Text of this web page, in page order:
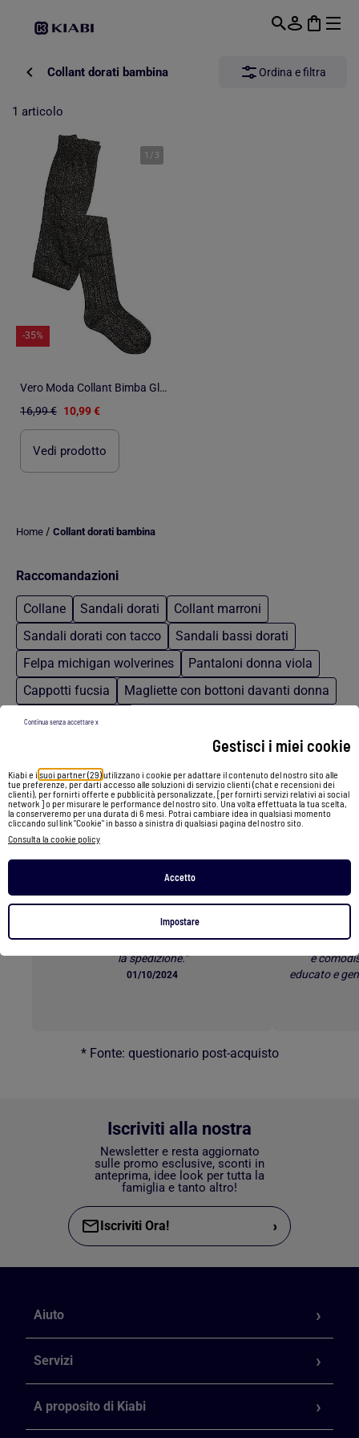
Gestisci i miei cookie
Kiabi e isuoi partner (29)utilizzano i cookie per adattare il contenuto del nostro sito alle
tue preferenze, per darti accesso alle soluzioni di servizio clienti (chat e recensioni dei
clienti), per fornirti offerte e pubblicità personalizzate, [per fornirti servizi relativi ai social
network ] o per misurare le performance del nostro sito. Una volta effettuata la tua scelta,
la conserveremo per una durata di 6 mesi. Potrai cambiare idea in qualsiasi momento
cliccando sul link "Cookie" in basso a sinistra di qualsiasi pagina del nostro sito.
Consulta la cookie policy
Accetto
Impostare
Continua senza accettare x
Collant dorati bambina Ordina e filtra
1 articolo
1 / 3
-35%
Vero Moda Collant Bimba Glitter - Confezione da 2
16,99 € 10,99 €
Vedi prodotto
Home / Collant dorati bambina
Raccomandazioni
Collane Sandali dorati
Collant marroni
Sandali dorati con tacco
Sandali bassi dorati
Felpa michigan wolverines
Pantaloni donna viola
Cappotti fucsia
Magliette con bottoni davanti donna
Grembiuli da casa
I clienti parlano dei nostri
servizi *
Spedizione Gratuita
"Sono sempre contenta di acquistare da
Kiabi. I prezzi sono sempre buoni e veloce
la spedizione."
01/10/2024
E-
Servizio e-
e
educato e
* Fonte: questionario post-acquisto
Iscriviti alla nostra
Newsletter e resta aggiornato
sulle promo esclusive, sconti in
anteprima, idee look per tutta la
famiglia e tanto altro!
Iscriviti Ora! ›
Aiuto
Servizi
A proposito di Kiabi